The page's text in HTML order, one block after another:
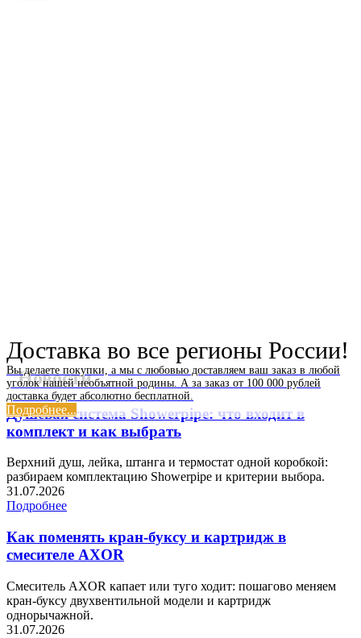
Доставка во все регионы России!
Вы делаете покупки, а мы с любовью доставляем ваш заказ в любой
уголок нашей необъятной родины. А за заказ от 100 000 рублей
доставка будет абсолютно бесплатной.
Подробнее...
Новости
Душевая система Showerpipe: что входит в
комплект и как выбрать
Верхний душ, лейка, штанга и термостат одной коробкой:
разбираем комплектацию Showerpipe и критерии выбора.
31.07.2026
Подробнее
Как поменять кран-буксу и картридж в
смесителе AXOR
Смеситель AXOR капает или туго ходит: пошагово меняем
кран-буксу двухвентильной модели и картридж
однорычажной.
31.07.2026